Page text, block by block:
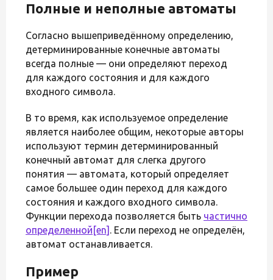
Полные и неполные автоматы
Согласно вышеприведённому определению,
детерминированные конечные автоматы
всегда полные — они определяют переход
для каждого состояния и для каждого
входного символа.
В то время, как используемое определение
является наиболее общим, некоторые авторы
используют термин детерминированный
конечный автомат для слегка другого
понятия — автомата, который определяет
самое большее один переход для каждого
состояния и каждого входного символа.
Функции перехода позволяется быть частично
определенной [en] . Если переход не определён,
автомат останавливается.
Пример